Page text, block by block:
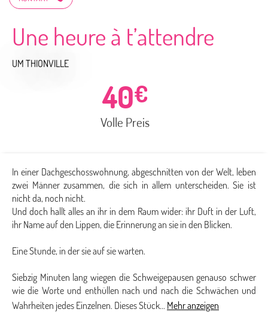
Une heure à t’attendre
UM THIONVILLE
40€
Volle Preis
In einer Dachgeschosswohnung, abgeschnitten von der Welt, leben
zwei Männer zusammen, die sich in allem unterscheiden. Sie ist
nicht da, noch nicht.
Und doch hallt alles an ihr in dem Raum wider: ihr Duft in der Luft,
ihr Name auf den Lippen, die Erinnerung an sie in den Blicken.
Eine Stunde, in der sie auf sie warten.
Siebzig Minuten lang wiegen die Schweigepausen genauso schwer
wie die Worte und enthüllen nach und nach die Schwächen und
Wahrheiten jedes Einzelnen. Dieses Stück... Mehr anzeigen